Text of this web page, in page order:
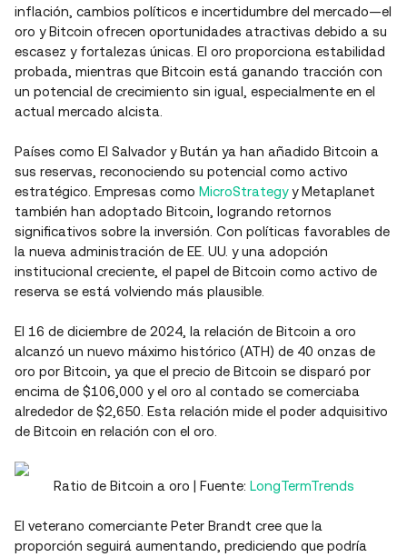
inflación, cambios políticos e incertidumbre del mercado—el
oro y Bitcoin ofrecen oportunidades atractivas debido a su
escasez y fortalezas únicas. El oro proporciona estabilidad
probada, mientras que Bitcoin está ganando tracción con
un potencial de crecimiento sin igual, especialmente en el
actual mercado alcista.
Países como El Salvador y Bután ya han añadido Bitcoin a
sus reservas, reconociendo su potencial como activo
estratégico. Empresas como MicroStrategyy Metaplanet
también han adoptado Bitcoin, logrando retornos
significativos sobre la inversión. Con políticas favorables de
la nueva administración de EE. UU. y una adopción
institucional creciente, el papel de Bitcoin como activo de
reserva se está volviendo más plausible.
El 16 de diciembre de 2024, la relación de Bitcoin a oro
alcanzó un nuevo máximo histórico (ATH) de 40 onzas de
oro por Bitcoin, ya que el precio de Bitcoin se disparó por
encima de $106,000 y el oro al contado se comerciaba
alrededor de $2,650. Esta relación mide el poder adquisitivo
de Bitcoin en relación con el oro.
Ratio de Bitcoin a oro | Fuente: LongTermTrends
El veterano comerciante Peter Brandt cree que la
proporción seguirá aumentando, prediciendo que podría